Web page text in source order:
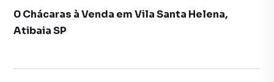
0 Chácaras à Venda em Vila Santa Helena,
Atibaia SP